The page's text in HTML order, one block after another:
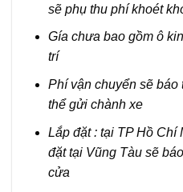
sẽ phụ thu phí khoét
Gía chưa bao gồm ô
trí
Phí vận chuyển sẽ
thể gửi chành xe
Lắp đặt : tại TP Hồ Chí
đặt tại Vũng Tàu sẽ
cửa